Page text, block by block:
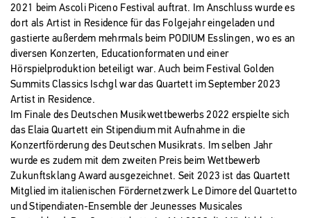
2021 beim Ascoli Piceno Festival auftrat. Im Anschluss wurde es
dort als Artist in Residence für das Folgejahr eingeladen und
gastierte außerdem mehrmals beim PODIUM Esslingen, wo es an
diversen Konzerten, Educationformaten und einer
Hörspielproduktion beteiligt war. Auch beim Festival Golden
Summits Classics Ischgl war das Quartett im September 2023
Artist in Residence.
Im Finale des Deutschen Musikwettbewerbs 2022 erspielte sich
das Elaia Quartett ein Stipendium mit Aufnahme in die
Konzertförderung des Deutschen Musikrats. Im selben Jahr
wurde es zudem mit dem zweiten Preis beim Wettbewerb
Zukunftsklang Award ausgezeichnet. Seit 2023 ist das Quartett
Mitglied im italienischen Fördernetzwerk Le Dimore del Quartetto
und Stipendiaten-Ensemble der Jeunesses Musicales